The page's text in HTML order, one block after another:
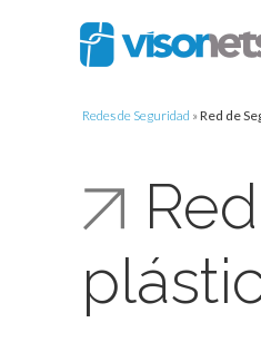
Redes de Seguridad »Red de